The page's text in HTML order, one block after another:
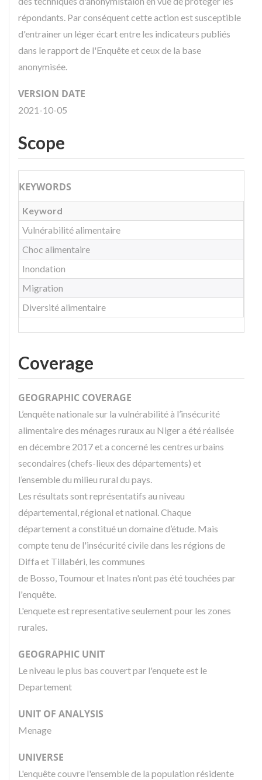
répondants. Par conséquent cette action est susceptible
d'entrainer un léger écart entre les indicateurs publiés
dans le rapport de l'Enquête et ceux de la base
anonymisée.
VERSION DATE
2021-10-05
Scope
KEYWORDS
Keyword
Vulnérabilité alimentaire
Choc alimentaire
Inondation
Migration
Diversité alimentaire
Coverage
GEOGRAPHIC COVERAGE
L’enquête nationale sur la vulnérabilité à l’insécurité
alimentaire des ménages ruraux au Niger a été réalisée
en décembre 2017 et a concerné les centres urbains
secondaires (chefs-lieux des départements) et
l’ensemble du milieu rural du pays.
Les résultats sont représentatifs au niveau
départemental, régional et national. Chaque
département a constitué un domaine d’étude. Mais
compte tenu de l'insécurité civile dans les régions de
Diffa et Tillabéri, les communes
de Bosso, Toumour et Inates n'ont pas été touchées par
l'enquête.
L'enquete est representative seulement pour les zones
rurales.
GEOGRAPHIC UNIT
Le niveau le plus bas couvert par l'enquete est le
Departement
UNIT OF ANALYSIS
Menage
UNIVERSE
L'enquête couvre l'ensemble de la population résidente